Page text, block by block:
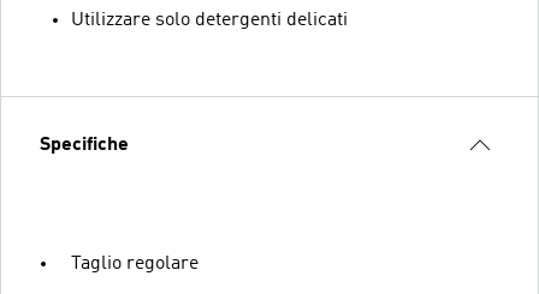
Utilizzare solo detergenti delicati
Specifiche
Taglio regolare